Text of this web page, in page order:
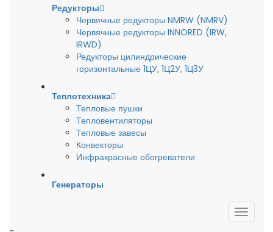
Редукторы
Червячные редукторы NMRW (NMRV)
Червячные редукторы INNORED (IRW,
IRWD)
Редукторы цилиндрические
горизонтальные 1ЦУ, 1Ц2У, 1Ц3У
Теплотехника
Тепловые пушки
Тепловентиляторы
Тепловые завесы
Конвекторы
Инфракрасные обогреватели
Генераторы